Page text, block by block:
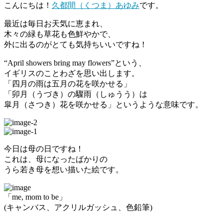
こんにちは！ 久都間（くつま）あゆみです。
最近は毎日お天気に恵まれ、
木々の緑も草花も色鮮やかで、
外に出るのがとても気持ちいいですね！
“April showers bring may flowers”という、
イギリスのことわざを思い出します。
「四月の雨は五月の花を咲かせる 」
「卯月（うづき）の驟雨（しゅうう）は
皐月（さつき）花を咲かせる」というような意味です。
今日は母の日ですね！
これは、母になったばかりの
うら若き母を想い描いた絵です。
「me, mom to be」
(キャンバス、アクリルガッシュ、色鉛筆)